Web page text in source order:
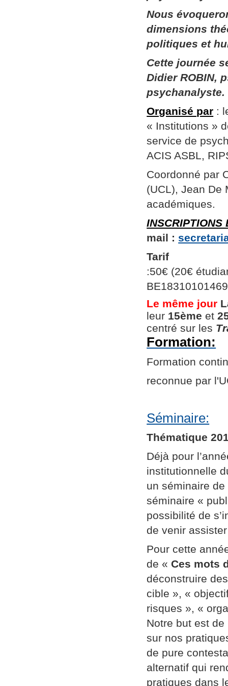
Nous
dimensions
politiques et
Cette journée
Didier ROBIN,
psychanalyste.
Organisé par :
« Institutions »
service de
ACIS ASBL,
Coordonné par
(UCL), Jean De
académiques.
INSCRIPTIONS
mail :
Tarif
:50€ (20€
Le même jour
leur 15ème et
centré sur les
Formation:
Formation
reconnue par
Séminaire:
Thématique
Déjà pour
institutionnelle
un séminaire
séminaire «
possibilité de
de venir
Pour cette
de « Ces mots
déconstruire
cible », «
risques », «
Notre but est de
sur nos
de pure
alternatif qui
pratiques dans